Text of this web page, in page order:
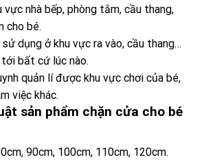
vực nhà bếp, phòng tắm, cầu thang,
cho bé.
dụng ở khu vực ra vào, cầu thang…
bất cứ lúc nào.
quản lí được khu vực chơi của bé,
việc khác.
sản phẩm chặn cửa cho bé
90cm, 100cm, 110cm, 120cm.